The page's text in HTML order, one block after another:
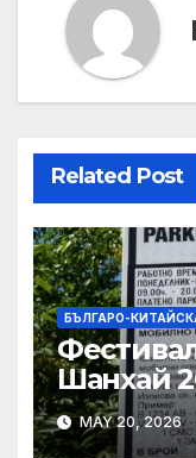
Related Post
БЪЛГАРО-
Шанхай
MAY 20, 2026